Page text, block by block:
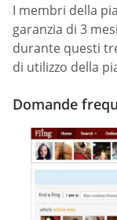
I membri della
garanzia di 3
durante questi
di utilizzo della
Domande